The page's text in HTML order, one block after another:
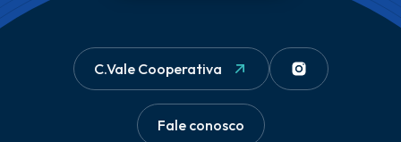
C.Vale Cooperativa
Fale conosco